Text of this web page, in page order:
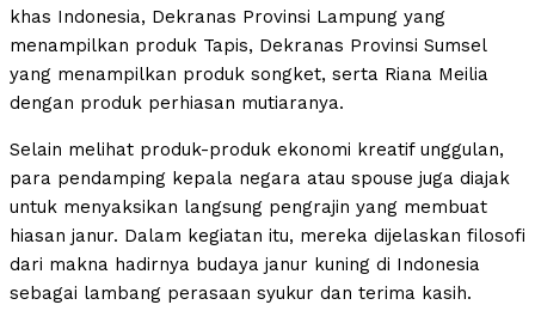
khas Indonesia, Dekranas Provinsi Lampung yang
menampilkan produk Tapis, Dekranas Provinsi Sumsel
yang menampilkan produk songket, serta Riana Meilia
dengan produk perhiasan mutiaranya.
Selain melihat produk-produk ekonomi kreatif unggulan,
para pendamping kepala negara atau spouse juga diajak
untuk menyaksikan langsung pengrajin yang membuat
hiasan janur. Dalam kegiatan itu, mereka dijelaskan filosofi
dari makna hadirnya budaya janur kuning di Indonesia
sebagai lambang perasaan syukur dan terima kasih.